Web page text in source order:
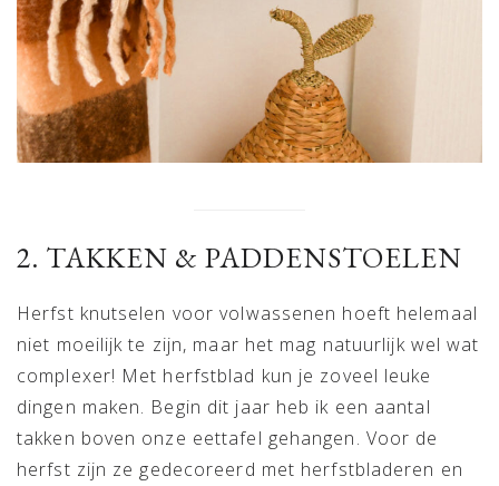
2. TAKKEN & PADDENSTOELEN
Herfst knutselen voor volwassenen hoeft helemaal
niet moeilijk te zijn, maar het mag natuurlijk wel wat
complexer! Met herfstblad kun je zoveel leuke
dingen maken. Begin dit jaar heb ik een aantal
takken boven onze eettafel gehangen. Voor de
herfst zijn ze gedecoreerd met herfstbladeren en